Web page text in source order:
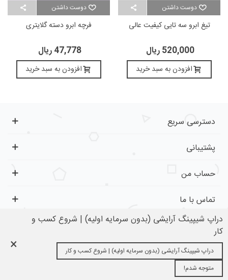
دوست داشتن
تیغ ابرو سه تایی کیفیت عالی
520,000 ریال
افزودن به سبد خرید
دوست داشتن
فرچه ابرو دسته گلایتری
47,778 ریال
افزودن به سبد خرید
دسترسی سریع
پشتیبانی
حساب من
تماس با ما
تمام حقوق برای کفِ بازار محفوظ است.
سبد خرید
0
دراپ شیپینگ آرایشی (بدون سرمایه اولیه) | شروع کسب و
کار
دراپ شیپینگ آرایشی (بدون سرمایه اولیه) | شروع کسب و کار
متوجه شدم!
×